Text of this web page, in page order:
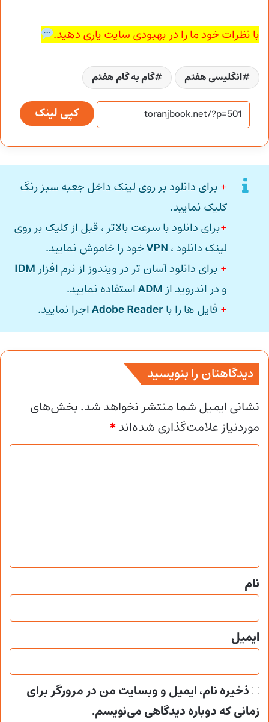
با نظرات خود ما را در بهبودی سایت یاری دهید.
انگلیسی هفتم گام به گام هفتم
کپی لینک
+ برای دانلود بر روی لینک داخل جعبه سبز رنگ
کلیک نمایید.
+برای دانلود با سرعت بالاتر ، قبل از کلیک بر روی
لینک دانلود ، VPNخود را خاموش نمایید.
+ برای دانلود آسان تر در ویندوز از نرم افزار IDM
و در اندروید از ADMاستفاده نمایید.
+ فایل ها را باAdobe Readerاجرا نمایید.
دیدگاهتان را بنویسید
نشانی ایمیل شما منتشر نخواهد شد.بخش‌های
موردنیاز علامت‌گذاری شده‌اند*
د
*
نام
ایمیل
ذخیره نام، ایمیل و وبسایت من در مرورگر برای
زمانی که دوباره دیدگاهی می‌نویسم.